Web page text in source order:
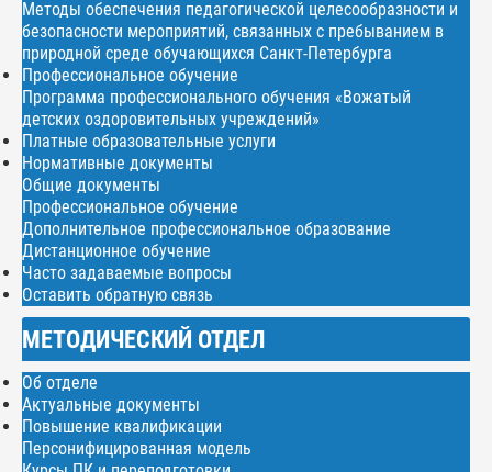
Методы обеспечения педагогической целесообразности и
безопасности мероприятий, связанных с пребыванием в
природной среде обучающихся Санкт-Петербурга
Профессиональное обучение
Программа профессионального обучения «Вожатый
детских оздоровительных учреждений»
Платные образовательные услуги
Нормативные документы
Общие документы
Профессиональное обучение
Дополнительное профессиональное образование
Дистанционное обучение
Часто задаваемые вопросы
Оставить обратную связь
МЕТОДИЧЕСКИЙ ОТДЕЛ
Об отделе
Актуальные документы
Повышение квалификации
Персонифицированная модель